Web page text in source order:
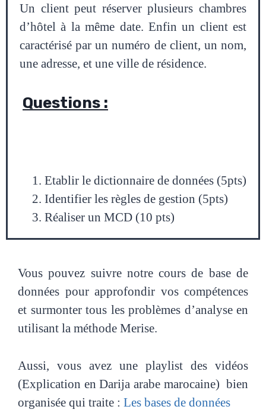
Un client peut réserver plusieurs chambres
d’hôtel à la même date. Enfin un client est
caractérisé par un numéro de client, un nom,
une adresse, et une ville de résidence.
Questions :
Etablir le dictionnaire de données (5pts)
Identifier les règles de gestion (5pts)
Réaliser un MCD (10 pts)
Vous pouvez suivre notre cours de base de
données pour approfondir vos compétences
et surmonter tous les problèmes d’analyse en
utilisant la méthode Merise.
Aussi, vous avez une playlist des vidéos
(Explication en Darija arabe marocaine) bien
organisée qui traite : Les bases de données